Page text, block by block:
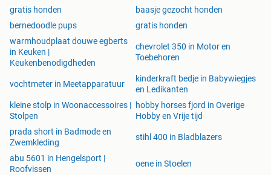
gratis honden
baasje gezocht honden
bernedoodle pups
gratis honden
warmhoudplaat douwe egberts
in Keuken |
Keukenbenodigdheden
chevrolet 350 in Motor en
Toebehoren
vochtmeter in Meetapparatuur
kinderkraft bedje in Babywiegjes
en Ledikanten
kleine stolp in Woonaccessoires |
Stolpen
hobby horses fjord in Overige
Hobby en Vrije tijd
prada short in Badmode en
Zwemkleding
stihl 400 in Bladblazers
abu 5601 in Hengelsport |
Roofvissen
oene in Stoelen